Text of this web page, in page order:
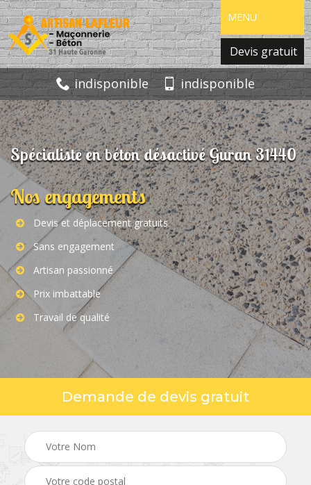
MENU
Devis gratuit
indisponible indisponible
Spécialiste en béton désactivé Guran 31440
Nos engagements
Devis et déplacement gratuits
Sans engagement
Artisan passionné
Prix imbattable
Travail de qualité
Demande de devis gratuit